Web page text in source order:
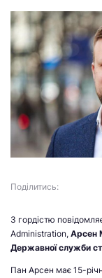
Поділитись:
З гордістю
Administration, Арсен
Державної служби
Пан Арсен має 15-